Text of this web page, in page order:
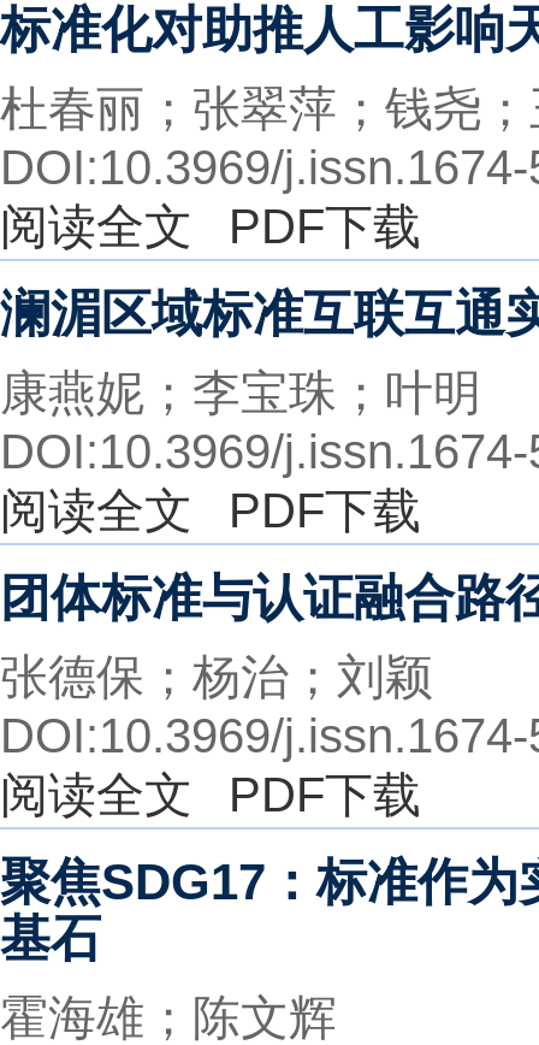
标准化对助推人工影响
杜春丽；张翠萍；钱尧
DOI:10.3969/
阅读全文
PDF下载
澜湄区域标准互联互通
康燕妮；李宝珠；叶明
DOI:10.3969/
阅读全文
PDF下载
团体标准与认证融合路
张德保；杨治；刘颖
DOI:10.3969/
阅读全文
PDF下载
聚焦SDG17：标准作
基石
霍海雄；陈文辉